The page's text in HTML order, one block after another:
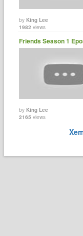
byKing Lee
1982 views
Friends Season 1
byKing Lee
2165 views